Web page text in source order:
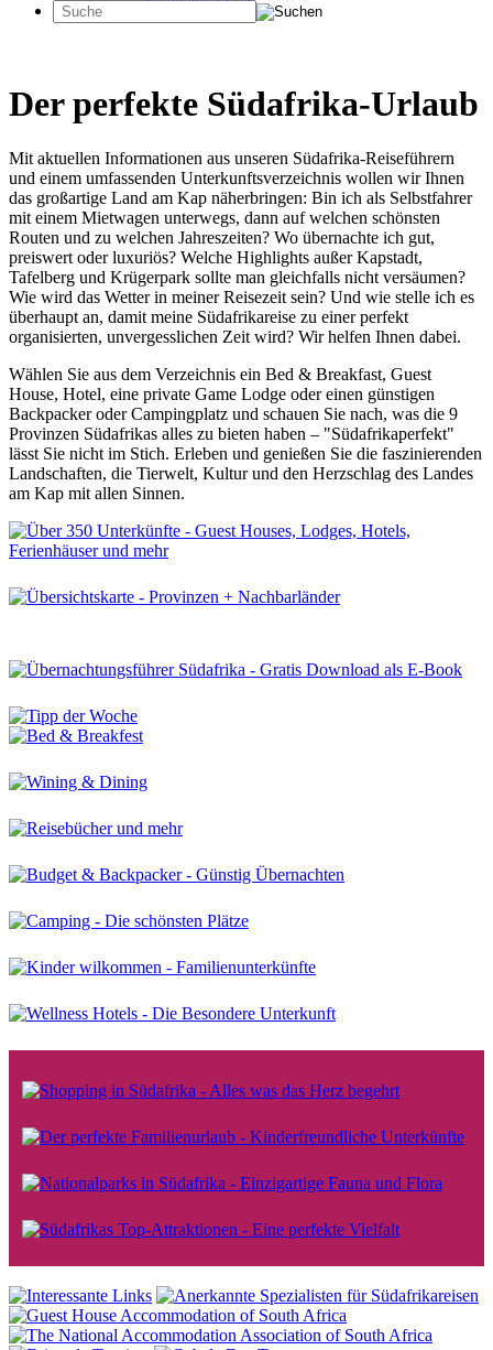
Der perfekte Südafrika-Urlaub
Mit aktuellen Informationen aus unseren Südafrika-Reiseführern
und einem umfassenden Unterkunftsverzeichnis wollen wir Ihnen
das großartige Land am Kap näherbringen: Bin ich als Selbstfahrer
mit einem Mietwagen unterwegs, dann auf welchen schönsten
Routen und zu welchen Jahreszeiten? Wo übernachte ich gut,
preiswert oder luxuriös? Welche Highlights außer Kapstadt,
Tafelberg und Krügerpark sollte man gleichfalls nicht versäumen?
Wie wird das Wetter in meiner Reisezeit sein? Und wie stelle ich es
überhaupt an, damit meine Südafrikareise zu einer perfekt
organisierten, unvergesslichen Zeit wird? Wir helfen Ihnen dabei.
Wählen Sie aus dem Verzeichnis ein Bed & Breakfast, Guest
House, Hotel, eine private Game Lodge oder einen günstigen
Backpacker oder Campingplatz und schauen Sie nach, was die 9
Provinzen Südafrikas alles zu bieten haben – "Südafrikaperfekt"
lässt Sie nicht im Stich. Erleben und genießen Sie die faszinierenden
Landschaften, die Tierwelt, Kultur und den Herzschlag des Landes
am Kap mit allen Sinnen.